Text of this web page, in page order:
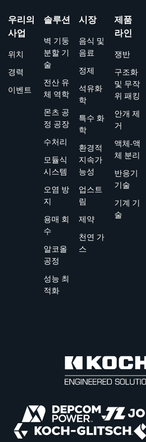
우리의
사업
위치
경력
이벤트
솔루션
벽 기둥
분할 기
술
전산 유
체 역학
몬츠 공
정 공장
수처리
모듈식
시스템
오염 방
지
용매 회
수
알코올
공정
성능 최
적화
시장
음식 및
음료
정제
석유화
학
특수 화
학
환경적
지속가
능성
업스트
림
제약
천연 가
스
제품
라인
쟁반
구조화
및 무작
위 패킹
안개 제
거
액체-액
체 분리
반응기
기술
기계 기
술